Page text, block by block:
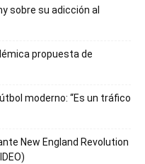
sobre su adicción al
propuesta de
moderno: “Es un tráfico
New England Revolution